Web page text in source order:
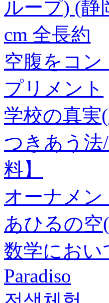
ループ) (静
cm 全長約
空腹をコ
プリメント
学校の真実
つきあう法
料】
オーナメン
あひるの空
数学におい
Paradiso